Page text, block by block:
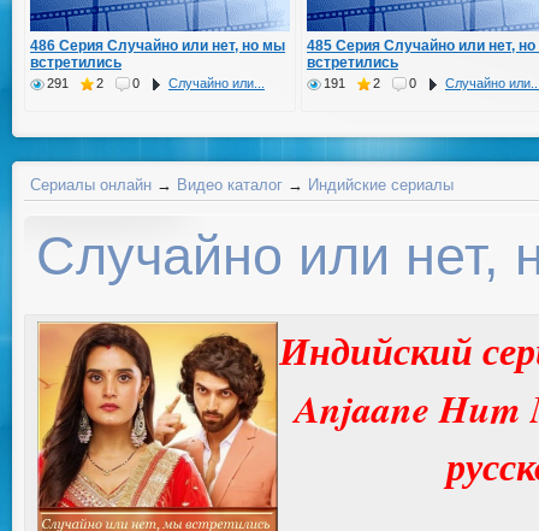
486 Серия Случайно или нет, но мы
встретились
291 2 0 Случайно или...
485 Серия Случайно или нет,
встретились
191 2 0 Случайно
Сериалы онлайн → Видео каталог → Индийские сериалы
Случайно или нет,
Индийский
Anjaane Hum